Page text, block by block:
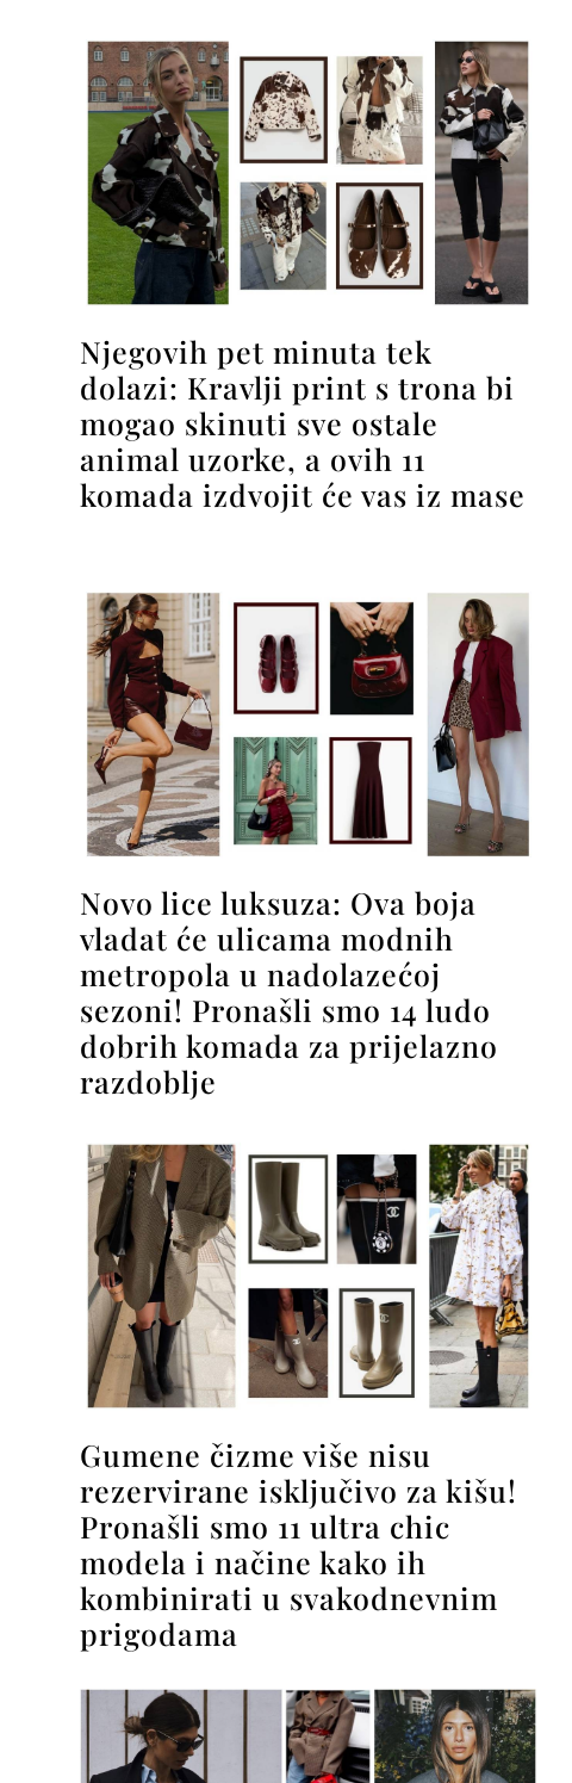
Njegovih pet minuta tek
dolazi: Kravlji print s trona bi
mogao skinuti sve ostale
animal uzorke, a ovih 11
komada izdvojit će vas iz mase
Novo lice luksuza: Ova boja
vladat će ulicama modnih
metropola u nadolazećoj
sezoni! Pronašli smo 14 ludo
dobrih komada za prijelazno
razdoblje
Gumene čizme više nisu
rezervirane isključivo za kišu!
Pronašli smo 11 ultra chic
modela i načine kako ih
kombinirati u svakodnevnim
prigodama